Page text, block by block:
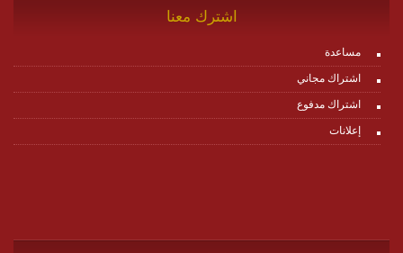
اشترك معنا
مساعدة
اشتراك مجاني
اشتراك مدفوع
إعلانات